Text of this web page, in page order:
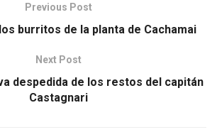
Previous Post
burritos de la planta de Cachamai
Next Post
despedida de los restos del capitán
Castagnari